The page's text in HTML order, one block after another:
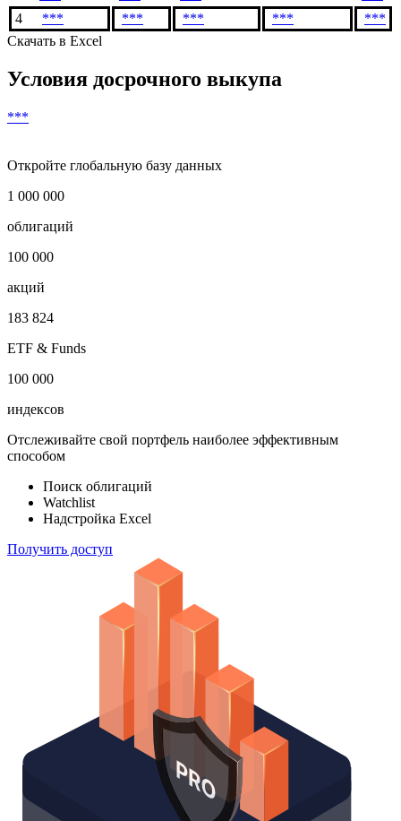
4
*** *** *** ***
***
Скачать в Excel
Условия досрочного выкупа
***
Откройте глобальную базу данных
1 000 000
облигаций
100 000
акций
183 824
ETF & Funds
100 000
индексов
Отслеживайте свой портфель наиболее эффективным
способом
Поиск облигаций
Watchlist
Надстройка Excel
Получить доступ